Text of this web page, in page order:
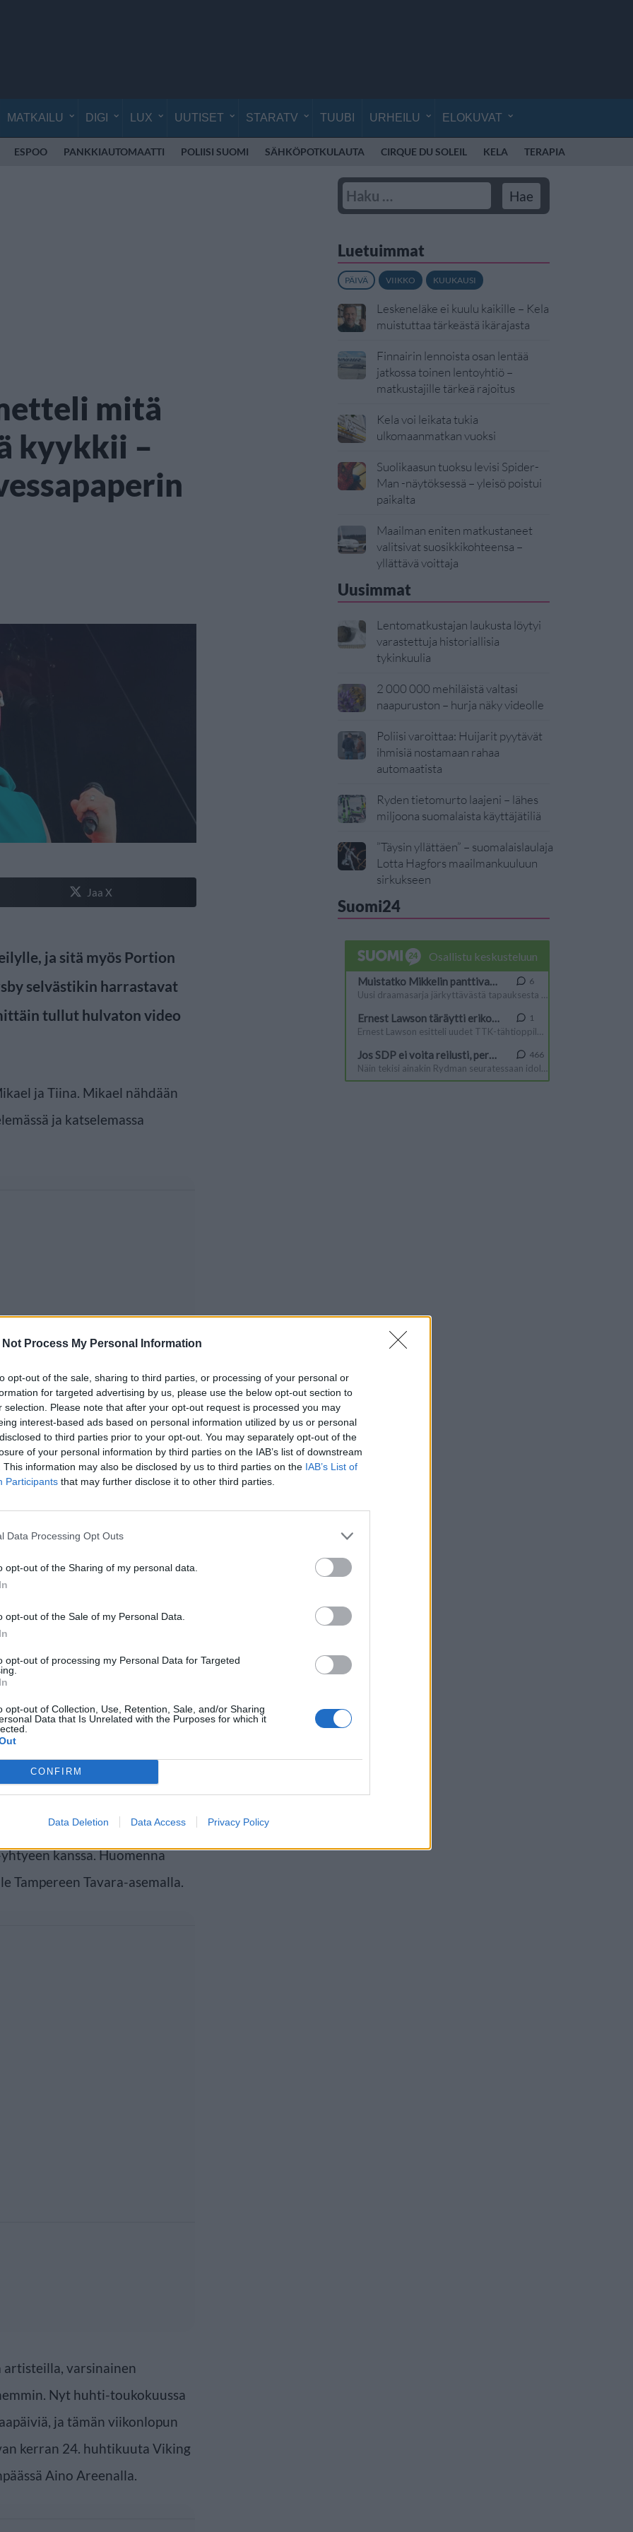
Not Process My Personal Information
opt-out of the sale, sharing to third parties, or processing of your personal or
for targeted advertising by us, please use the below opt-out section to
selection. Please note that after your opt-out request is processed you may
interest-based ads based on personal information utilized by us or personal
to third parties prior to your opt-out. You may separately opt-out of the
of your personal information by third parties on the IAB’s list of downstream
This information may also be disclosed by us to third parties on the IAB’s List of
Participants that may further disclose it to other third parties.
Data Processing Opt Outs
opt-out of the Sharing of my personal data.
opt-out of the Sale of my Personal Data.
opt-out of processing my Personal Data for Targeted
opt-out of Collection, Use, Retention, Sale, and/or Sharing
Data that Is Unrelated with the Purposes for which it
CONFIRM
Data Deletion Data Access Privacy Policy
MATKAILU DIGI LUX UUTISET STARATV TUUBI URHEILU ELOKUVAT
ESPOO PANKKIAUTOMAATTI POLIISI SUOMI SÄHKÖPOTKULAUTA CIRQUE DU SOLEIL KELA TERAPIA
mitä
kyykkii –
Jaa X
ja sitä myös Portion
selvästikin harrastavat
tullut hulvaton video
ja Tiina. Mikael nähdään
ja katselemassa
mitä Mikael siinä
rullan vessapaperia, ja tilanne
Boysin aviopari toivottaa
tuskin tarvitsee tehdä
se esiintyy Laukaassa
kanssa. Huomenna
Tampereen Tavara-asemalla.
varsinainen
Nyt huhti-toukokuussa
ja tämän viikonlopun
kerran 24. huhtikuuta Viking
Aino Areenalla.
Luetuimmat
PÄIVÄ VIIKKO KUUKAUSI
Leskeneläke ei kuulu kaikille – Kela
muistuttaa tärkeästä ikärajasta
Finnairin lennoista osan lentää
jatkossa toinen lentoyhtiö –
matkustajille tärkeä rajoitus
Kela voi leikata tukia
ulkomaanmatkan vuoksi
Suolikaasun tuoksu levisi Spider-
Man -näytöksessä – yleisö poistui
paikalta
Maailman eniten matkustaneet
valitsivat suosikkikohteensa –
yllättävä voittaja
Uusimmat
Lentomatkustajan laukusta löytyi
varastettuja historiallisia
tykinkuulia
2 000 000 mehiläistä valtasi
naapuruston – hurja näky videolle
Poliisi varoittaa: Huijarit pyytävät
ihmisiä nostamaan rahaa
automaatista
Ryden tietomurto laajeni – lähes
miljoona suomalaista käyttäjätiliä
”Täysin yllättäen” – suomalaislaulaja
Lotta Hagfors maailmankuuluun
sirkukseen
Suomi24